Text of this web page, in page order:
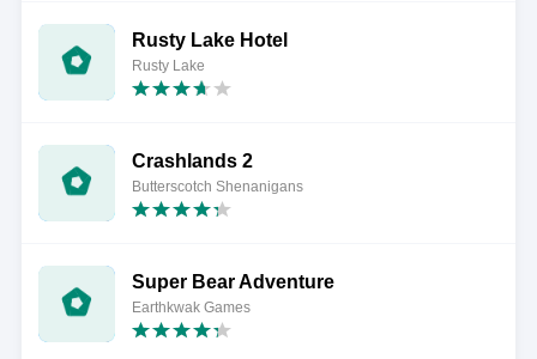
Rusty Lake Hotel
Rusty Lake
Crashlands 2
Butterscotch Shenanigans
Super Bear Adventure
Earthkwak Games